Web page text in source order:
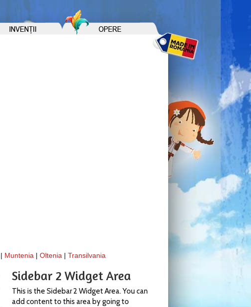
| Muntenia | Oltenia | Transilvania
Sidebar 2 Widget Area
This is the Sidebar 2 Widget Area. You can
add content to this area by going to